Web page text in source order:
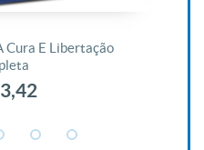
Cura E Libertação